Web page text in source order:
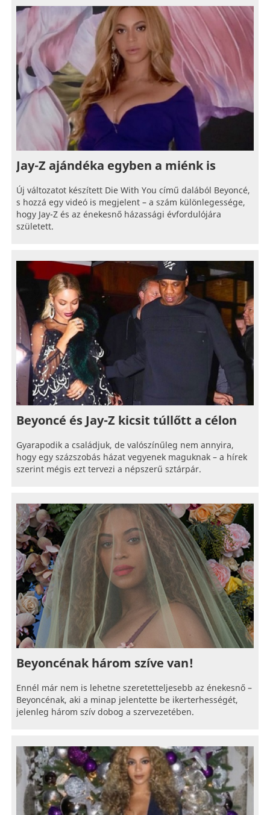
Jay-Z ajándéka egyben a miénk is
Új változatot készített Die With You című dalából Beyoncé,
s hozzá egy videó is megjelent – a szám különlegessége,
hogy Jay-Z és az énekesnő házassági évfordulójára
született.
Beyoncé és Jay-Z kicsit túllőtt a célon
Gyarapodik a családjuk, de valószínűleg nem annyira,
hogy egy százszobás házat vegyenek maguknak – a hírek
szerint mégis ezt tervezi a népszerű sztárpár.
Beyoncénak három szíve van!
Ennél már nem is lehetne szeretetteljesebb az énekesnő –
Beyoncénak, aki a minap jelentette be ikerterhességét,
jelenleg három szív dobog a szervezetében.